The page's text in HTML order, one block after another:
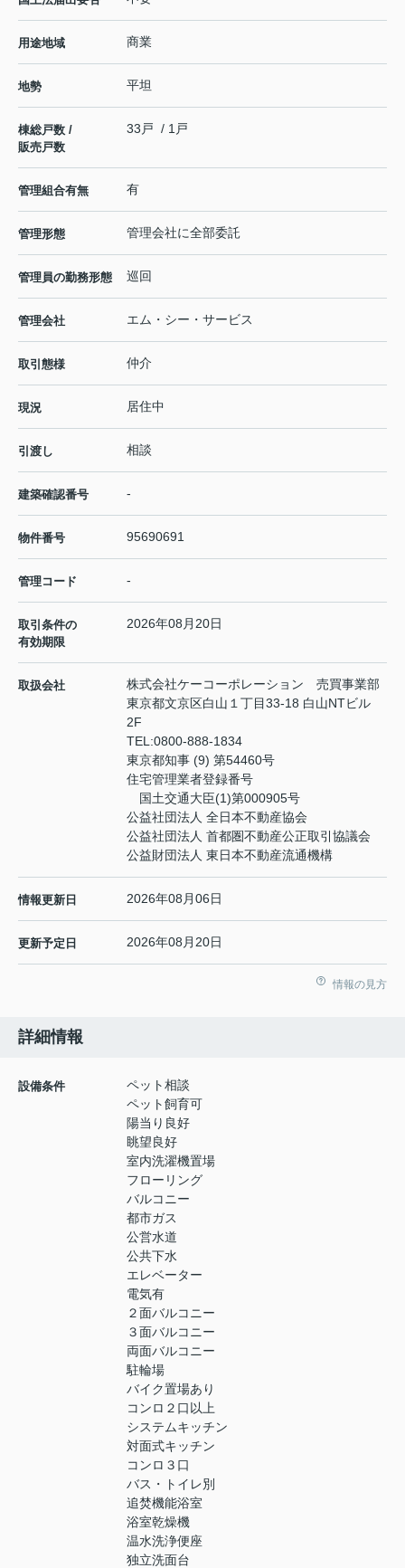
用途地域 商業
地勢 平坦
棟総戸数 /
販売戸数
33戸 / 1戸
管理組合有無 有
管理形態 管理会社に全部委託
管理員の勤務形態 巡回
管理会社 エム・シー・サービス
取引態様 仲介
現況 居住中
引渡し 相談
建築確認番号 -
物件番号 95690691
管理コード -
取引条件の
有効期限
2026年08月20日
取扱会社
株式会社ケーコーポレーション 売買事業部
東京都文京区白山１丁目33-18 白山NTビル
2F
TEL:0800-888-1834
東京都知事 (9) 第54460号
住宅管理業者登録番号
国土交通大臣(1)第000905号
公益社団法人 全日本不動産協会
公益社団法人 首都圏不動産公正取引協議会
公益財団法人 東日本不動産流通機構
情報更新日 2026年08月06日
更新予定日 2026年08月20日
情報の見方
詳細情報
設備条件
ペット相談
ペット飼育可
陽当り良好
眺望良好
室内洗濯機置場
フローリング
バルコニー
都市ガス
公営水道
公共下水
エレベーター
電気有
２面バルコニー
３面バルコニー
両面バルコニー
駐輪場
バイク置場あり
コンロ２口以上
システムキッチン
対面式キッチン
コンロ３口
バス・トイレ別
追焚機能浴室
浴室乾燥機
温水洗浄便座
独立洗面台